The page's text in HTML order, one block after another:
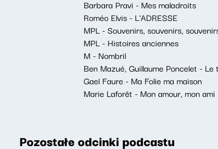
Barbara Pravi - Mes maladroits
Roméo Elvis - L'ADRESSE
MPL - Souvenirs, souvenirs,
MPL - Histoires anciennes
M - Nombril
Ben Mazué, Guillaume Poncelet - Le
Gael Faure - Ma Folie ma maison
Marie Laforêt - Mon amour, mon ami
Pozostałe odcinki podcastu